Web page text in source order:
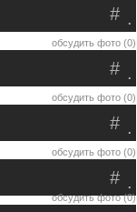
.
#
обсудить фото (0)
.
#
обсудить фото (0)
.
#
обсудить фото (0)
.
#
обсудить фото (0)